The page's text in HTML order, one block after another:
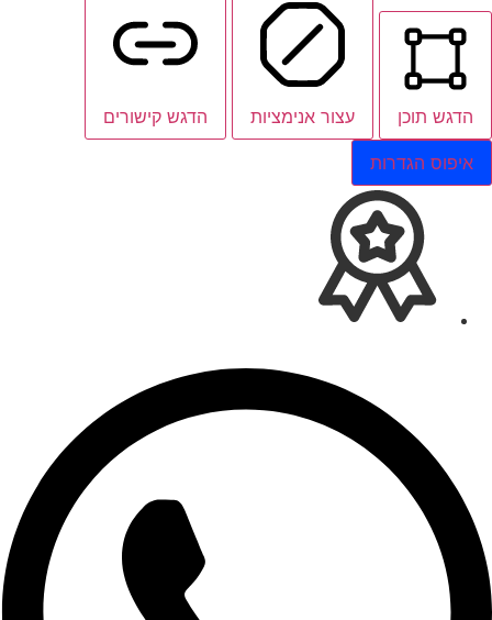
הדגש תוכן עצור אנימציות הדגש קישורים
איפוס הגדרות